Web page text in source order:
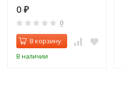
0 ₽
0
В корзину
В наличии